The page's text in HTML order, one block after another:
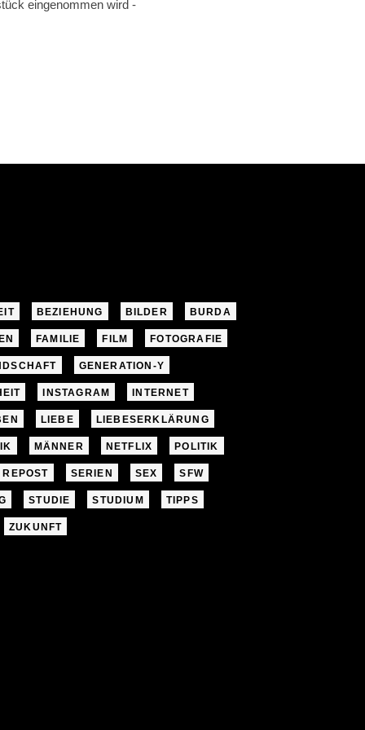
eingenommen wird -
BEZIEHUNG BILDER BURDA
FAMILIE FILM FOTOGRAFIE
GENERATION-Y
INSTAGRAM INTERNET
LIEBE LIEBESERKLÄRUNG
MÄNNER NETFLIX POLITIK
REPOST SERIEN SEX SFW
STUDIE STUDIUM TIPPS
ZUKUNFT